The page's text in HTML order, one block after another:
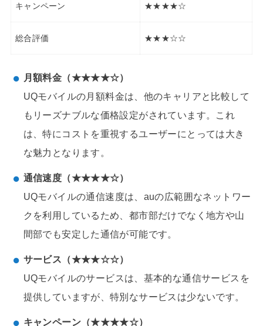
キャンペーン ★★★★☆
総合評価 ★★★☆☆
月額料金（★★★★☆）
UQモバイルの月額料金は、他のキャリアと比較して
もリーズナブルな価格設定がされています。これ
は、特にコストを重視するユーザーにとっては大き
な魅力となります。
通信速度（★★★★☆）
UQモバイルの通信速度は、auの広範囲なネットワー
クを利用しているため、都市部だけでなく地方や山
間部でも安定した通信が可能です。
サービス（★★★☆☆）
UQモバイルのサービスは、基本的な通信サービスを
提供していますが、特別なサービスは少ないです。
キャンペーン（★★★★☆）